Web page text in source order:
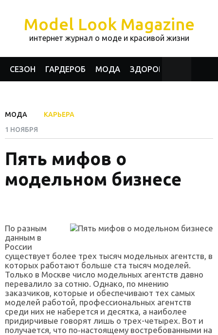
Model Look Magazine
интернет журнал о моде и красивой жизни
СЕЗОН ГАРДЕРОБ МОДА ЗДОРОВЬЕ И КРАСОТА
МОДА
КАРЬЕРА
1 НОЯБРЯ
Пять мифов о
модельном бизнесе
По разным
данным в
России
существует более трех тысяч модельных агентств, в
которых работают больше ста тысяч моделей.
Только в Москве число модельных агентств давно
перевалило за сотню. Однако, по мнению
заказчиков, которые и обеспечивают тех самых
моделей работой, профессиональных агентств
среди них не наберется и десятка, а наиболее
придирчивые говорят лишь о трех-четырех. Вот и
получается, что по‑настоящему востребованными на